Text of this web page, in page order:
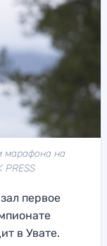
марафона на
первое
в Увате.